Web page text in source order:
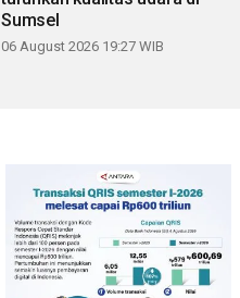
Sumsel
06 August 2026 19:27 WIB